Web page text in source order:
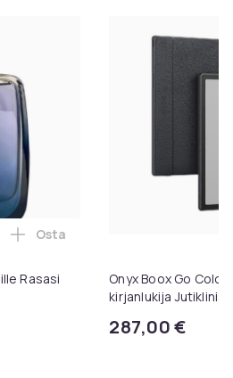
Rasasi
Lisää Rasasi Hajuvedet
Osta
Onyx Boox Go Color
kirjanlukija Jutiklinis
287,00 €